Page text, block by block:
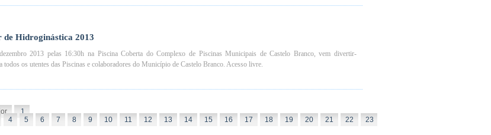
de Hidroginástica 2013
2013 pelas 16:30h na Piscina Coberta do Complexo de Piscinas Municipais de Castelo Branco, vem divertir-
todos os utentes das Piscinas e colaboradores do Município de Castelo Branco. Acesso livre.
1
4 5 6 7 8 9 10 11 12 13 14 15 16 17 18 19 20 21 22 23